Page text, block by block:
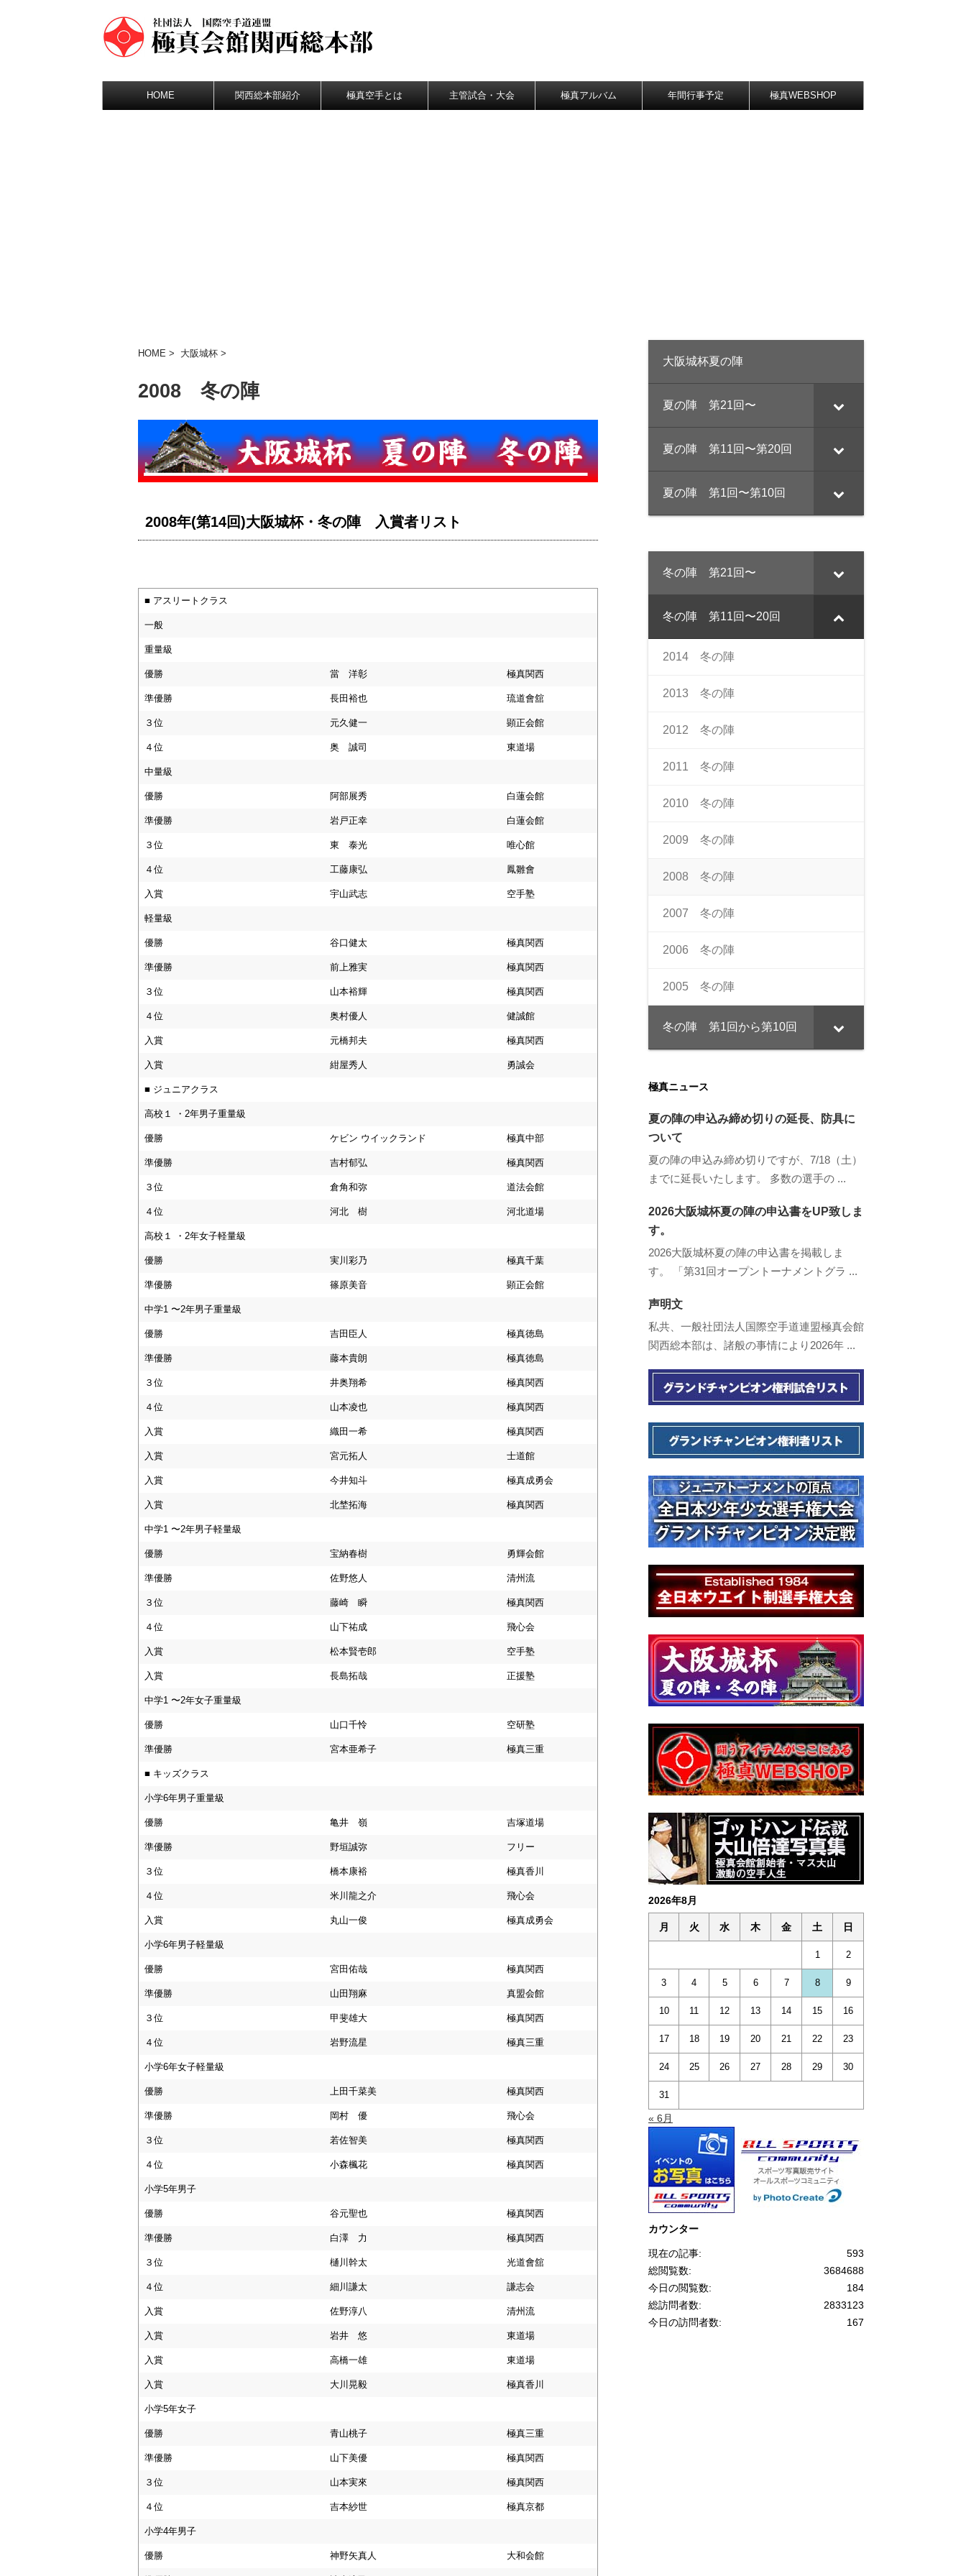
HOME 関西総本部紹介 極真空手とは 主管試合・大会 極真アルバム 年間行事予定 極真WEBSHOP
HOME > 大阪城杯 >
2008 冬の陣
2008年(第14回)大阪城杯・冬の陣 入賞者リスト
■ アスリートクラス
一般
重量級
優勝 當 洋彰 極真関西
準優勝 長田裕也 琉道會舘
３位 元久健一 顕正会館
４位 奥 誠司 東道場
中量級
優勝 阿部展秀 白蓮会館
準優勝 岩戸正幸 白蓮会館
３位 東 泰光 唯心館
４位 工藤康弘 鳳雛會
入賞 宇山武志 空手塾
軽量級
優勝 谷口健太 極真関西
準優勝 前上雅実 極真関西
３位 山本裕輝 極真関西
４位 奥村優人 健誠館
入賞 元橋邦夫 極真関西
入賞 紺屋秀人 勇誠会
■ ジュニアクラス
高校１ ・2年男子重量級
優勝 ケビン ウイックランド 極真中部
準優勝 吉村郁弘 極真関西
３位 倉角和弥 道法会館
４位 河北 樹 河北道場
高校１ ・2年女子軽量級
優勝 実川彩乃 極真千葉
準優勝 篠原美音 顕正会館
中学1 〜2年男子重量級
優勝 吉田臣人 極真徳島
準優勝 藤本貴朗 極真徳島
３位 井奥翔希 極真関西
４位 山本凌也 極真関西
入賞 織田一希 極真関西
入賞 宮元拓人 士道館
入賞 今井知斗 極真成勇会
入賞 北埜拓海 極真関西
中学1 〜2年男子軽量級
優勝 宝納春樹 勇輝会館
準優勝 佐野悠人 清州流
３位 藤崎 瞬 極真関西
４位 山下祐成 飛心会
入賞 松本賢壱郎 空手塾
入賞 長島拓哉 正援塾
中学1 〜2年女子重量級
優勝 山口千怜 空研塾
準優勝 宮本亜希子 極真三重
■ キッズクラス
小学6年男子重量級
優勝 亀井 嶺 吉塚道場
準優勝 野垣誠弥 フリー
３位 橋本康裕 極真香川
４位 米川龍之介 飛心会
入賞 丸山一俊 極真成勇会
小学6年男子軽量級
優勝 宮田佑哉 極真関西
準優勝 山田翔麻 真盟会館
３位 甲斐雄大 極真関西
４位 岩野流星 極真三重
小学6年女子軽量級
優勝 上田千菜美 極真関西
準優勝 岡村 優 飛心会
３位 若佐智美 極真関西
４位 小森楓花 極真関西
小学5年男子
優勝 谷元聖也 極真関西
準優勝 白澤 力 極真関西
３位 樋川幹太 光道會舘
４位 細川謙太 謙志会
入賞 佐野淳八 清州流
入賞 岩井 悠 東道場
入賞 高橋一雄 東道場
入賞 大川晃毅 極真香川
小学5年女子
優勝 青山桃子 極真三重
準優勝 山下美優 極真関西
３位 山本実來 極真関西
４位 吉本紗世 極真京都
小学4年男子
優勝 神野矢真人 大和会館
大阪城杯夏の陣
夏の陣 第21回〜
夏の陣 第11回〜第20回
夏の陣 第1回〜第10回
冬の陣 第21回〜
冬の陣 第11回〜20回
2014 冬の陣
2013 冬の陣
2012 冬の陣
2011 冬の陣
2010 冬の陣
2009 冬の陣
2008 冬の陣
2007 冬の陣
2006 冬の陣
2005 冬の陣
冬の陣 第1回から第10回
極真ニュース
夏の陣の申込み締め切りの延長、防具に
ついて
夏の陣の申込み締め切りですが、7/18（土）
までに延長いたします。 多数の選手の ...
2026大阪城杯夏の陣の申込書をUP致しま
す。
2026大阪城杯夏の陣の申込書を掲載しま
す。 「第31回オープントーナメントグラ ...
声明文
私共、一般社団法人国際空手道連盟極真会館
関西総本部は、諸般の事情により2026年 ...
2026年8月
月 火 水 木 金 土 日
1 2
3 4 5 6 7 8 9
10 11 12 13 14 15 16
17 18 19 20 21 22 23
24 25 26 27 28 29 30
31
« 6月
カウンター
593
現在の記事:
3684688
総閲覧数:
184
今日の閲覧数:
2833123
総訪問者数:
167
今日の訪問者数: